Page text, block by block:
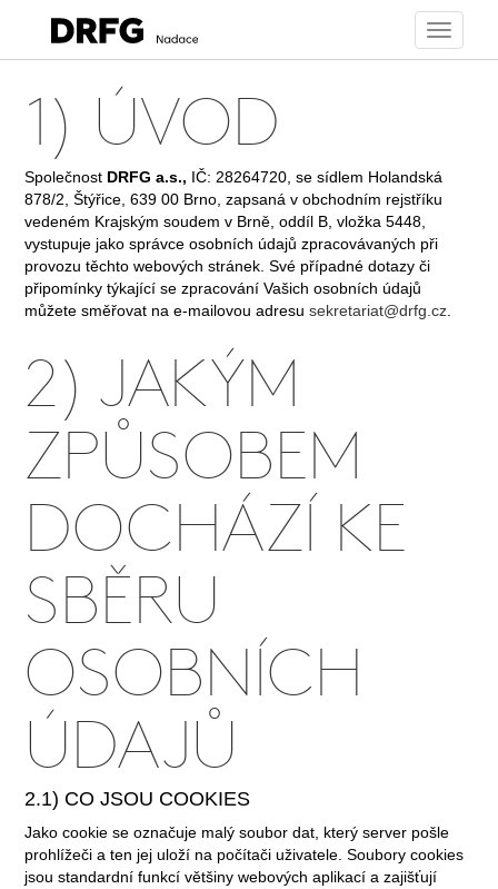
Toggle
1) ÚVOD
Společnost DRFG a.s., IČ: 28264720, se sídlem Holandská
878/2, Štýřice, 639 00 Brno, zapsaná v obchodním rejstříku
vedeném Krajským soudem v Brně, oddíl B, vložka 5448,
vystupuje jako správce osobních údajů zpracovávaných při
provozu těchto webových stránek. Své případné dotazy či
připomínky týkající se zpracování Vašich osobních údajů
můžete směřovat na e-mailovou adresusekretariat@drfg.cz
2) JAKÝM
ZPŮSOBEM
DOCHÁZÍ KE
SBĚRU
OSOBNÍCH
ÚDAJŮ
2.1) CO JSOU COOKIES
Jako cookie se označuje malý soubor dat, který server pošle
prohlížeči a ten jej uloží na počítači uživatele. Soubory cookies
jsou standardní funkcí většiny webových aplikací a zajišťují